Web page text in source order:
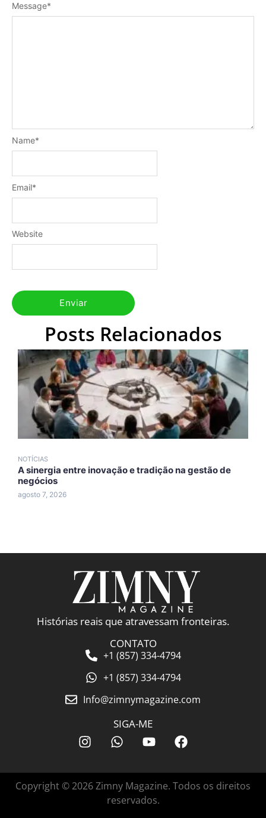
Message*
Name*
Email*
Website
Posts Relacionados
NOTÍCIAS
A sinergia entre inovação e tradição na gestão de
negócios
agosto 7, 2026
Histórias reais que atravessam fronteiras.
CONTATO
+1 (857) 334-4794
+1 (857) 334-4794
Info@zimnymagazine.com
SIGA-ME
Copyright © 2026 Zimny Magazine. Todos os direitos
reservados.